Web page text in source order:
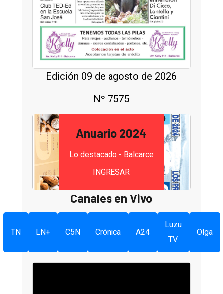
Edición 09 de agosto de 2026
Nº 7575
Anuario 2024
Lo destacado - Balcarce
INGRESAR
Canales en Vivo
TN LN+ C5N Crónica A24
Luzu
TV
Olga